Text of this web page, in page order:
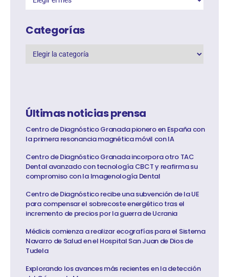
Categorías
Últimas noticias prensa
Centro de Diagnóstico Granada pionero en España con
la primera resonancia magnética móvil con IA
Centro de Diagnóstico Granada incorpora otro TAC
Dental avanzado con tecnología CBCT y reafirma su
compromiso con la Imagenología Dental
Centro de Diagnóstico recibe una subvención de la UE
para compensar el sobrecoste energético tras el
incremento de precios por la guerra de Ucrania
Médicis comienza a realizar ecografías para el Sistema
Navarro de Salud en el Hospital San Juan de Dios de
Tudela
Explorando los avances más recientes en la detección